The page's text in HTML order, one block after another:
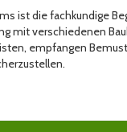
ist die fachkundige
mit verschiedenen
empfangen